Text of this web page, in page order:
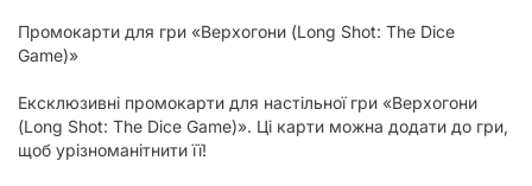
Промокарти для гри «Верхогони (Long Shot: The Dice
Game)»
Ексклюзивні промокарти для настільної гри «Верхогони
(Long Shot: The Dice Game)». Ці карти можна додати до гри,
щоб урізноманітнити її!